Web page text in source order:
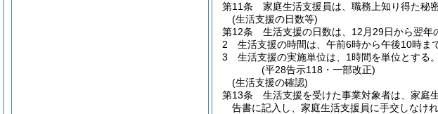
第11条
家庭生活支援員は、職務上知り得た秘
(生活支援の日数等)
第12条
生活支援の日数は、12月29日から翌年
2
生活支援の時間は、午前6時から午後10時ま
3
生活支援の実施単位は、1時間を単位とする。
(平28告示118・一部改正)
(生活支援の確認)
第13条
生活支援を受けた事業対象者は、家庭
告書に記入し、家庭生活支援員に手交しなけれ